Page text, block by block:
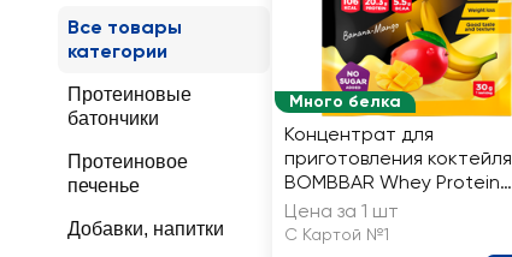
Все товары
категории
Протеиновые
батончики
Протеиновое
печенье
Добавки, напитки
Много белка
Концентрат для
приготовления коктейля
BOMBBAR Whey Protein
Банан–манго, сухой
Цена за 1 шт
С Картой №1